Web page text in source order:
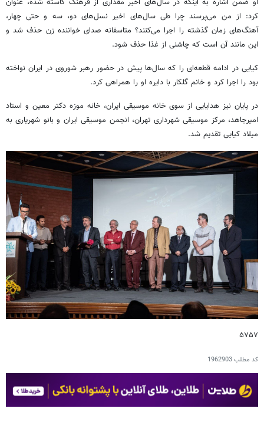
کرد: از من می‌پرسند چرا طی سال‌های اخیر نسل‌های دو، سه و حتی چهار،
آهنگ‌های زمان گذشته را اجرا می‌کنند؟ متاسفانه صدای خواننده زن حذف شد و
این مانند آن است که چاشنی از غذا حذف شود.
کیایی در ادامه قطعه‌ای را که سال‌ها پیش در حضور رهبر شوروی در ایران نواخته
بود را اجرا کرد و خانم گلکار با دایره او را همراهی کرد.
در پایان نیز هدایایی از سوی خانه موسیقی ایران، خانه موزه دکتر معین و استاد
امیرجاهد، مرکز موسیقی شهرداری تهران، انجمن موسیقی ایران و بانو شهریاری به
میلاد کیایی تقدیم شد.
۵۷۵۷
کد مطلب1962903